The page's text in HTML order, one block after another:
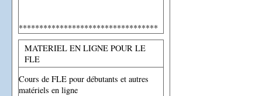
**********************************
MATERIEL EN LIGNE POUR LE
FLE
Cours de FLE pour débutants et autres
matériels en ligne